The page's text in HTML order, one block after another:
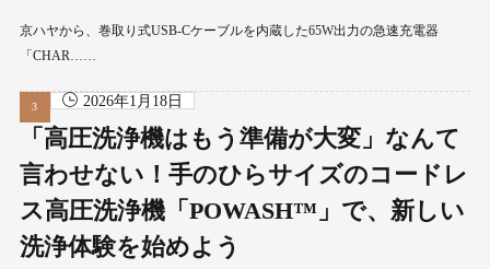
京ハヤから、巻取り式USB-Cケーブルを内蔵した65W出力の急速充電器
「CHAR……
2026年1月18日
「高圧洗浄機はもう準備が大変」なんて
言わせない！手のひらサイズのコードレ
ス高圧洗浄機「POWASH™」で、新しい
洗浄体験を始めよう